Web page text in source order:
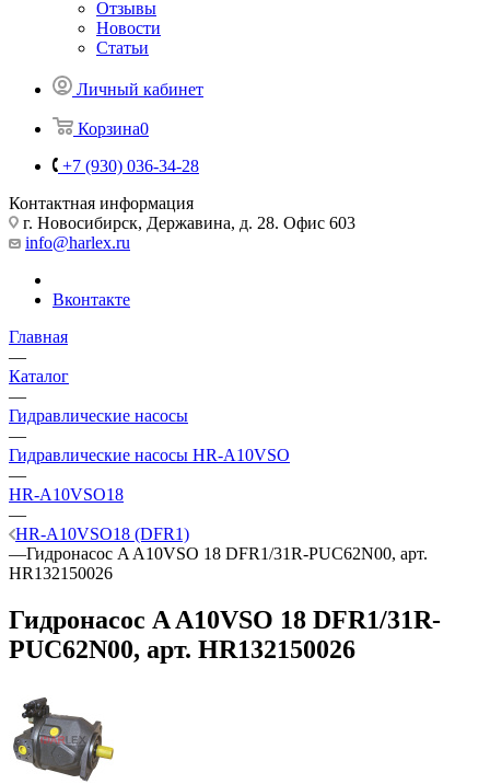
Отзывы
Новости
Статьи
Личный кабинет
Корзина0
+7 (930) 036-34-28
Контактная информация
г. Новосибирск, Державина, д. 28. Офис 603
info@harlex.ru
Вконтакте
Главная
—
Каталог
—
Гидравлические насосы
—
Гидравлические насосы HR-A10VSO
—
HR-A10VSO18
—
HR-A10VSO18 (DFR1)
—Гидронасос A A10VSO 18 DFR1/31R-PUC62N00, арт.
HR132150026
Гидронасос A A10VSO 18 DFR1/31R-
PUC62N00, арт. HR132150026